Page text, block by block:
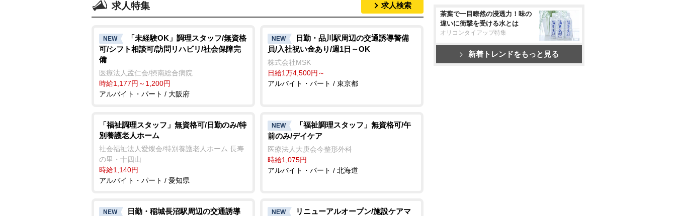
t
e
求人特集 求人検索
NEW
「未経験OK」調理スタッフ/無資格
可/シフト相談可/訪問リハビリ/社会保障完
備
医療法人孟仁会/摂南総合病院
時給1,177円～1,200円
アルバイト・パート / 大阪府
NEW
日勤・品川駅周辺の交通誘導警備
員/入社祝い金あり/週1日～OK
株式会社MSK
日給1万4,500円～
アルバイト・パート / 東京都
「福祉調理スタッフ」無資格可/日勤のみ/特
別養護老人ホーム
社会福祉法人愛燦会/特別養護老人ホーム 長寿
の里・十四山
時給1,140円
アルバイト・パート / 愛知県
NEW
「福祉調理スタッフ」無資格可/午
前のみ/デイケア
医療法人大庚会今整形外科
時給1,075円
アルバイト・パート / 北海道
NEW
日勤・稲城長沼駅周辺の交通誘導
NEW
リニューアルオープン/施設ケアマ
茶葉で一目瞭然の浸透力！味の
違いに衝撃を受ける水とは
オリコンタイアップ特集
新着トレンドをもっと見る